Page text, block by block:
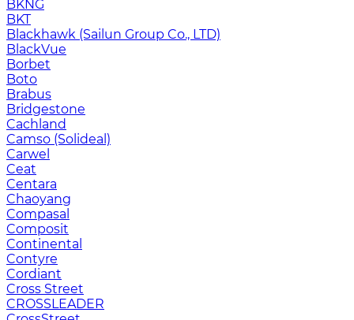
BKNG
BKT
Blackhawk (Sailun Group Co., LTD)
BlackVue
Borbet
Boto
Brabus
Bridgestone
Cachland
Camso (Solideal)
Carwel
Ceat
Centara
Chaoyang
Compasal
Composit
Continental
Contyre
Cordiant
Cross Street
CROSSLEADER